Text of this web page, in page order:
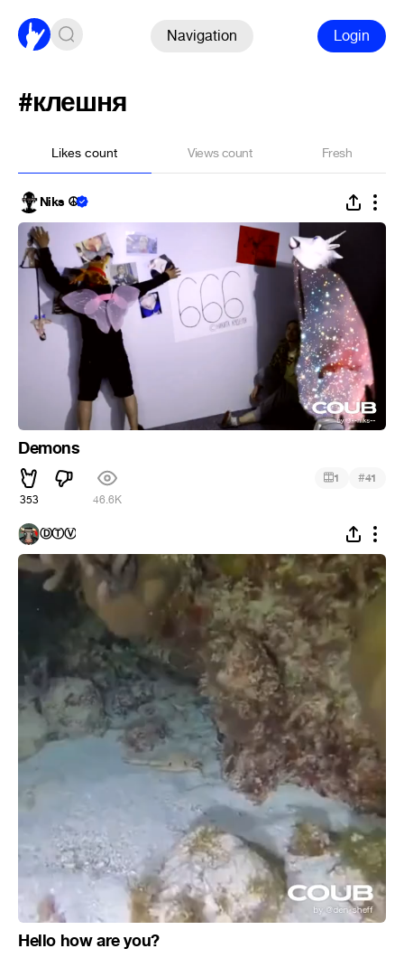
Navigation Login
#клешня
Likes count Views count Fresh
Niks ☮
Demons
353 46.6K
1 #41
ⒹⓉⓋ
Hello how are you?